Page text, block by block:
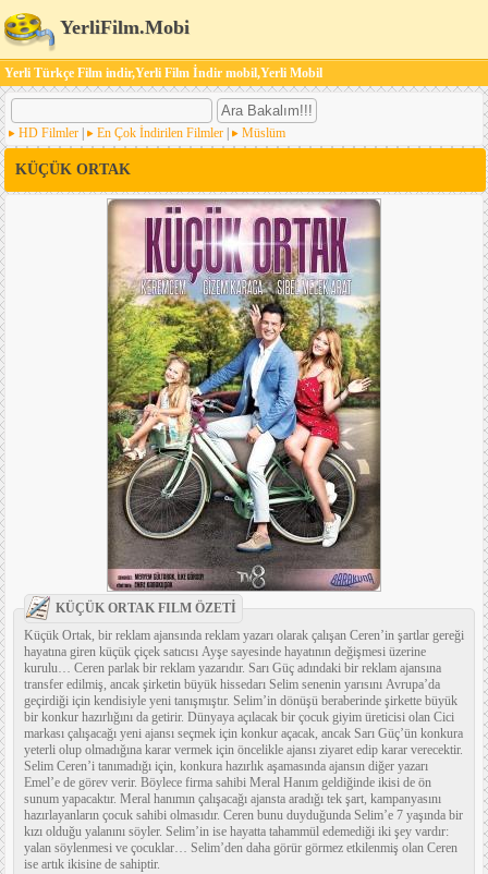
YerliFilm.Mobi
Yerli Türkçe Film indir,Yerli Film İndir mobil,Yerli Mobil
HD Filmler En Çok İndirilen Filmler Müslüm
KÜÇÜK ORTAK
KÜÇÜK ORTAK FILM ÖZETİ
Küçük Ortak, bir reklam ajansında reklam yazarı olarak çalışan Ceren’in şartlar gereği
hayatına giren küçük çiçek satıcısı Ayşe sayesinde hayatının değişmesi üzerine
kurulu… Ceren parlak bir reklam yazarıdır. Sarı Güç adındaki bir reklam ajansına
transfer edilmiş, ancak şirketin büyük hissedarı Selim senenin yarısını Avrupa’da
geçirdiği için kendisiyle yeni tanışmıştır. Selim’in dönüşü beraberinde şirkette büyük
bir konkur hazırlığını da getirir. Dünyaya açılacak bir çocuk giyim üreticisi olan Cici
markası çalışacağı yeni ajansı seçmek için konkur açacak, ancak Sarı Güç’ün konkura
yeterli olup olmadığına karar vermek için öncelikle ajansı ziyaret edip karar verecektir.
Selim Ceren’i tanımadığı için, konkura hazırlık aşamasında ajansın diğer yazarı
Emel’e de görev verir. Böylece firma sahibi Meral Hanım geldiğinde ikisi de ön
sunum yapacaktır. Meral hanımın çalışacağı ajansta aradığı tek şart, kampanyasını
hazırlayanların çocuk sahibi olmasıdır. Ceren bunu duyduğunda Selim’e 7 yaşında bir
kızı olduğu yalanını söyler. Selim’in ise hayatta tahammül edemediği iki şey vardır:
yalan söylenmesi ve çocuklar… Selim’den daha görür görmez etkilenmiş olan Ceren
ise artık ikisine de sahiptir.